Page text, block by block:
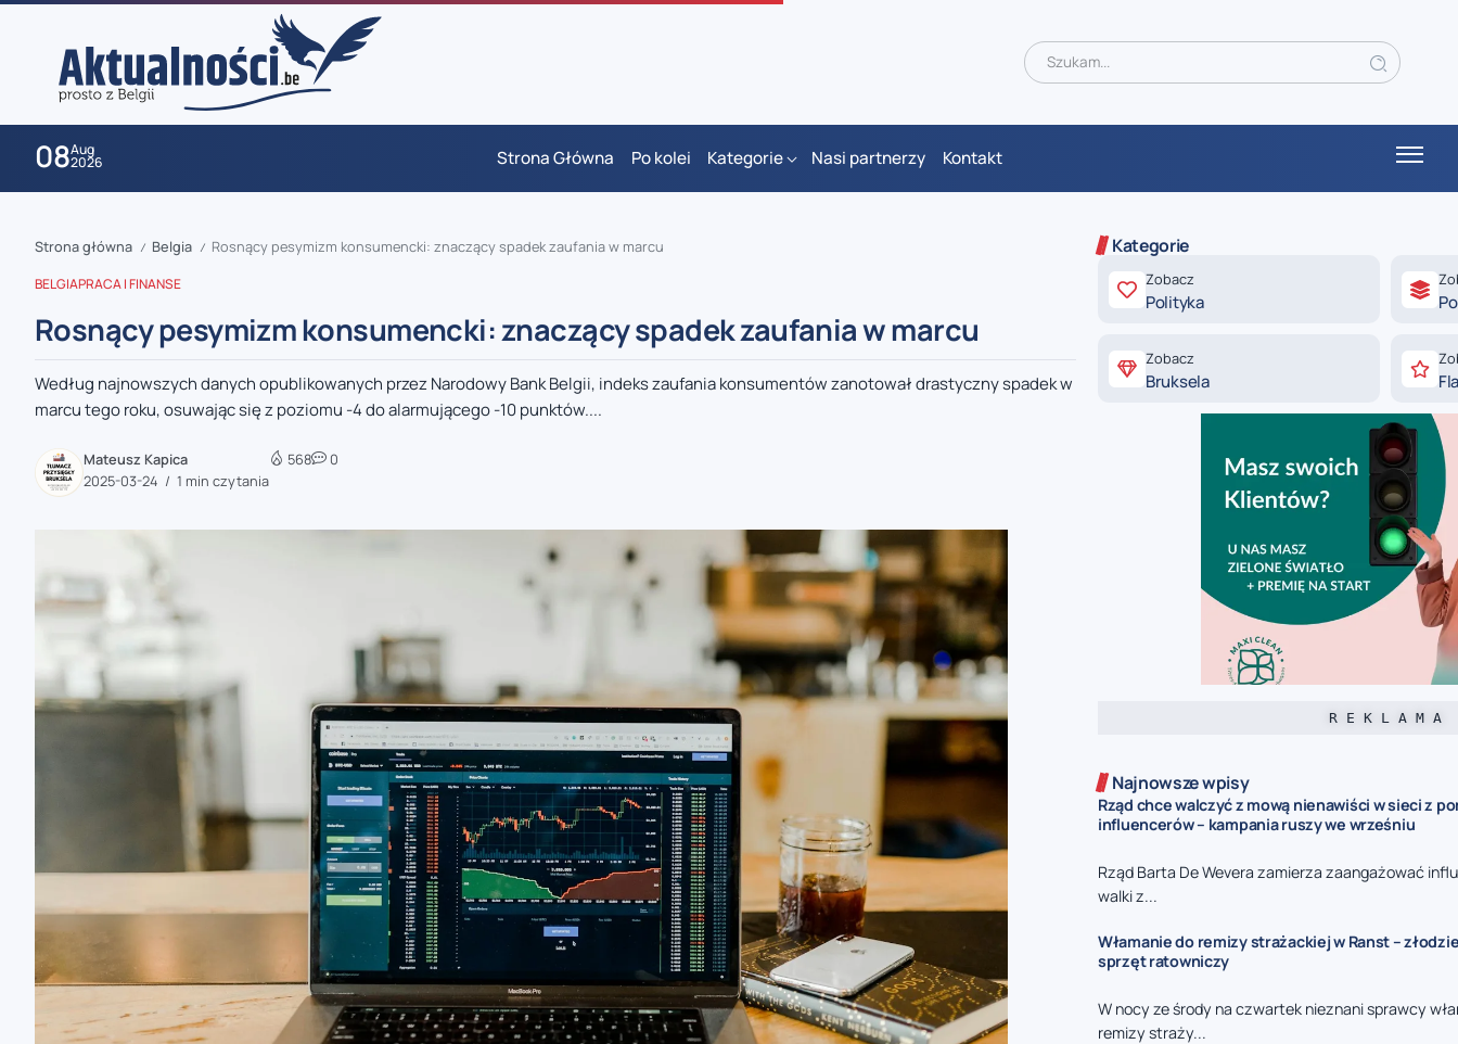
08Aug
2026 Strona Główna Po kolei Kategorie Nasi partnerzy Kontakt
zaobserwuj nas
zaobserwuj nas
zaobserwuj nas
zaobserwuj nas
Strona główna / Belgia / Rosnący pesymizm konsumencki: znaczący spadek zaufania w marcu
BELGIAPRACA I FINANSE
Rosnący pesymizm konsumencki: znaczący spadek zaufania w marcu
Według najnowszych danych opublikowanych przez Narodowy Bank Belgii, indeks zaufania konsumentów zanotował drastyczny spadek w
marcu tego roku, osuwając się z poziomu -4 do alarmującego -10 punktów....
Mateusz Kapica
2025-03-24
1 min czytania
568 0
Kategorie
Zobacz
Polityka
Zobacz
Bruksela
R E K L A M A
Najnowsze wpisy
Rząd chce walczyć z mową nienawiści w sieci z
influencerów – kampania ruszy we wrześniu
Rząd Barta De Wevera zamierza zaangażować
walki z...
Włamanie do remizy strażackiej w Ranst –
sprzęt ratowniczy
W nocy ze środy na czwartek nieznani sprawcy
remizy straży...